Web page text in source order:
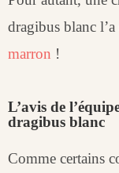
dragibus blanc
marron !
L’avis de
dragibus blanc
Comme certains